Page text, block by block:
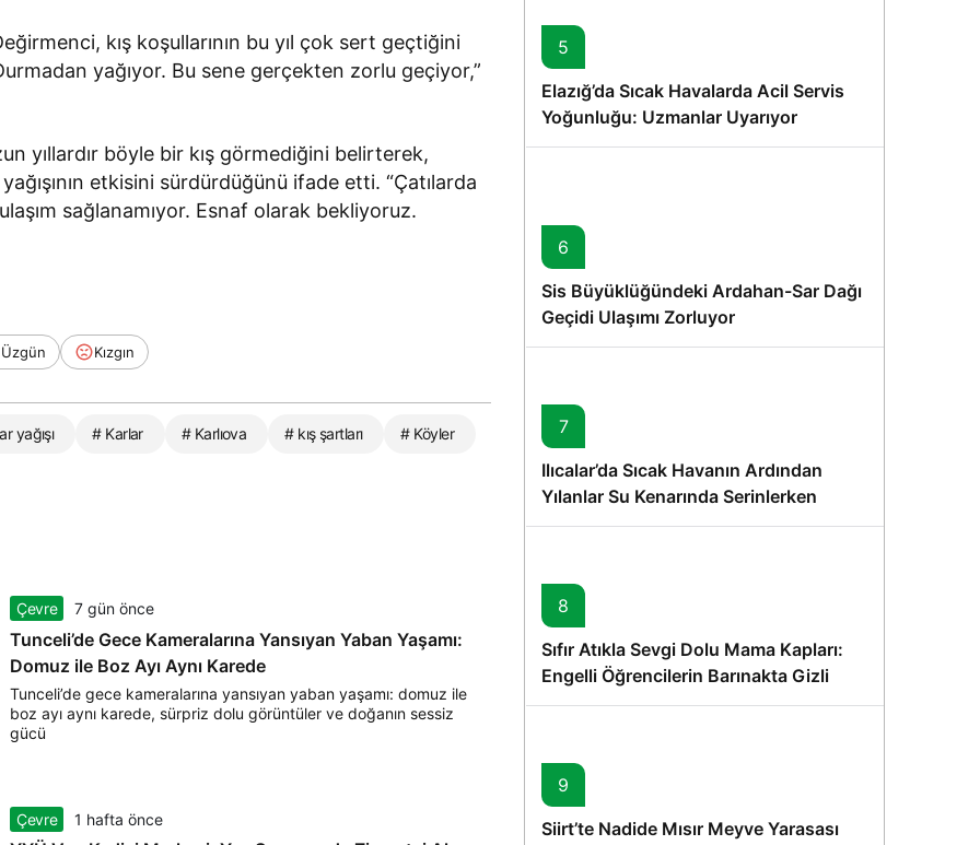
kış koşullarının bu yıl çok sert geçtiğini
yağıyor. Bu sene gerçekten zorlu geçiyor,”
yıllardır böyle bir kış görmediğini belirterek,
etkisini sürdürdüğünü ifade etti. “Çatılarda
sağlanamıyor. Esnaf olarak bekliyoruz.
Üzgün Kızgın
yağışı # Karlar # Karlıova # kış şartları # Köyler
Çevre 7 gün önce
Tunceli’de Gece Kameralarına Yansıyan Yaban Yaşamı:
Domuz ile Boz Ayı Aynı Karede
Tunceli’de gece kameralarına yansıyan yaban yaşamı: domuz ile
boz ayı aynı karede, sürpriz dolu görüntüler ve doğanın sessiz
gücü
Çevre 1 hafta önce
5
Elazığ’da Sıcak Havalarda Acil Servis
Yoğunluğu: Uzmanlar Uyarıyor
6
Sis Büyüklüğündeki Ardahan-Sar Dağı
Geçidi Ulaşımı Zorluyor
7
Ilıcalar’da Sıcak Havanın Ardından
Yılanlar Su Kenarında Serinlerken
Görüntülendi
8
Sıfır Atıkla Sevgi Dolu Mama Kapları:
Engelli Öğrencilerin Barınakta Gizli
Dostları İçin Gönüllü Proje
9
Siirt’te Nadide Mısır Meyve Yarasası